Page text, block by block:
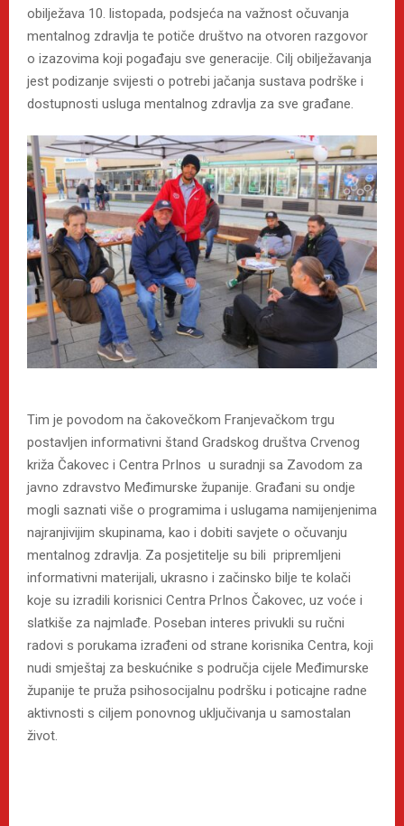
obilježava 10. listopada, podsjeća na važnost očuvanja
mentalnog zdravlja te potiče društvo na otvoren razgovor
o izazovima koji pogađaju sve generacije. Cilj obilježavanja
jest podizanje svijesti o potrebi jačanja sustava podrške i
dostupnosti usluga mentalnog zdravlja za sve građane.
Tim je povodom na čakovečkom Franjevačkom trgu
postavljen informativni štand Gradskog društva Crvenog
križa Čakovec i Centra PrInos u suradnji sa Zavodom za
javno zdravstvo Međimurske županije. Građani su ondje
mogli saznati više o programima i uslugama namijenjenima
najranjivijim skupinama, kao i dobiti savjete o očuvanju
mentalnog zdravlja. Za posjetitelje su bili pripremljeni
informativni materijali, ukrasno i začinsko bilje te kolači
koje su izradili korisnici Centra PrInos Čakovec, uz voće i
slatkiše za najmlađe. Poseban interes privukli su ručni
radovi s porukama izrađeni od strane korisnika Centra, koji
nudi smještaj za beskućnike s područja cijele Međimurske
županije te pruža psihosocijalnu podršku i poticajne radne
aktivnosti s ciljem ponovnog uključivanja u samostalan
život.